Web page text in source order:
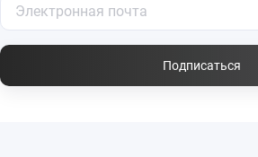
Подписаться